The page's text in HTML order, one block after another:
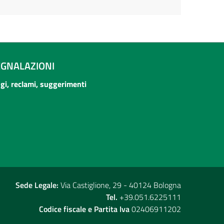
reclami, suggerimenti
Sede Legale: Via Castiglione, 29 - 40124 Bologna
Tel. +39.051.6225111
Codice fiscale e Partita Iva02406911202